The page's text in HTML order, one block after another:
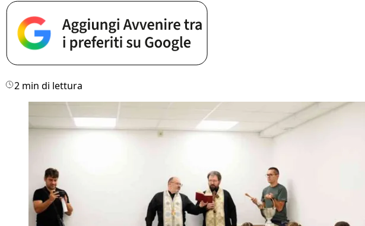
2 min di lettura